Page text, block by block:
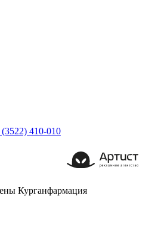
(3522) 410-010
Курганфармация